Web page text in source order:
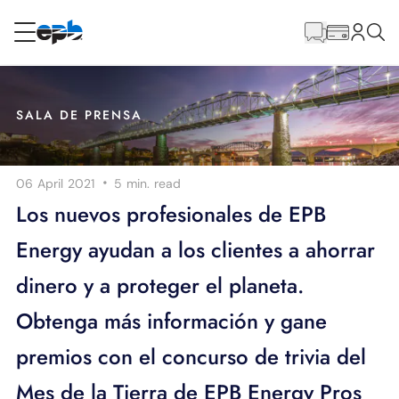
Internet
Energía
Televisión
BLOG
principal
SALA DE PRENSA
06 April 2021 · 5 min. read
Los nuevos profesionales de EPB
Energy ayudan a los clientes a ahorrar
dinero y a proteger el planeta.
Obtenga más información y gane
premios con el concurso de trivia del
Mes de la Tierra de EPB Energy Pros